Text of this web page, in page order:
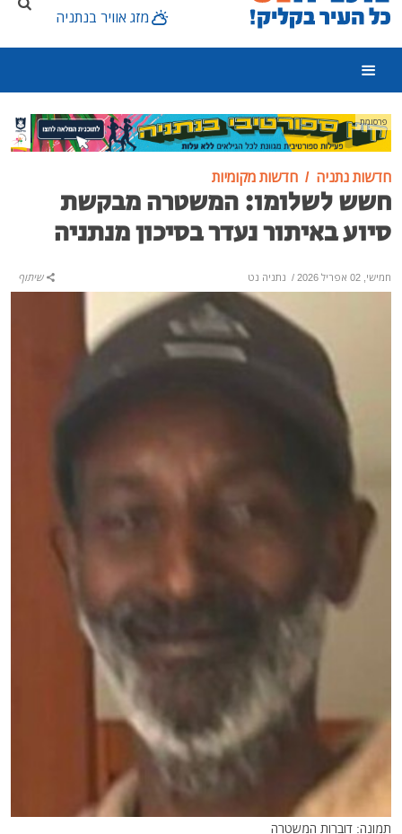
מזג אוויר בנתניה
פרסומת
חדשות נתניה חדשות מקומיות
חשש לשלומו: המשטרה מבקשת
סיוע באיתור נעדר בסיכון מנתניה
חמישי, 02 אפריל 2026 / נתניה נט שיתוף
תמונה: דוברות המשטרה